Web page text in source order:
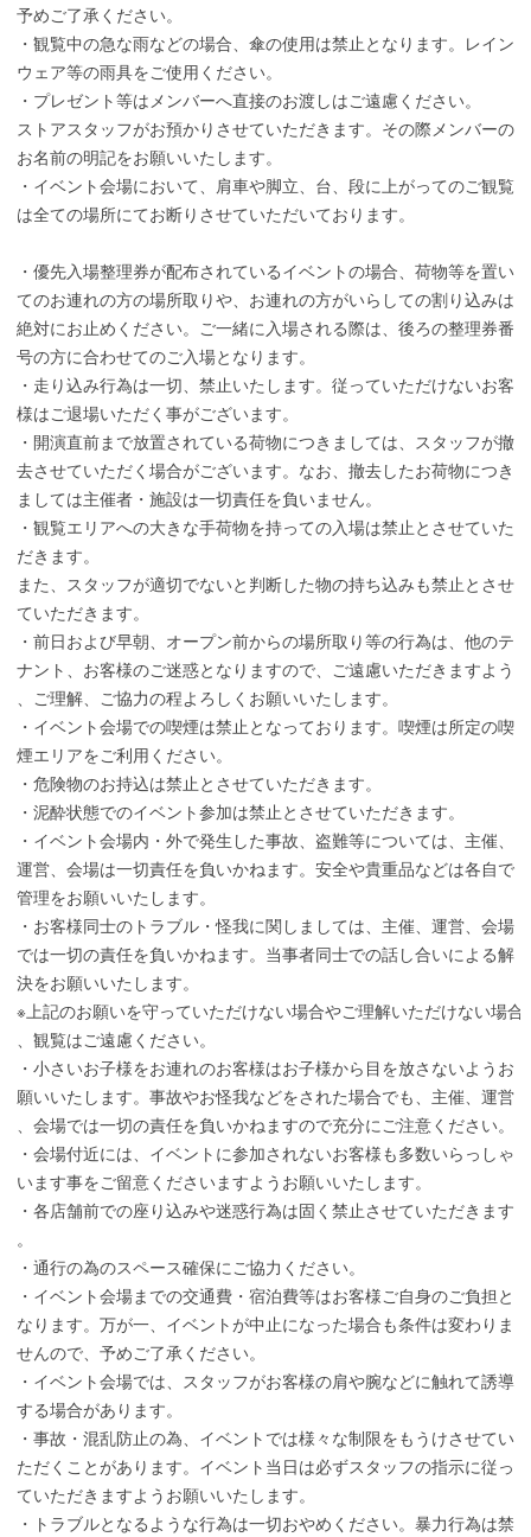
予めご了承ください。
・観覧中の急な雨などの場合、傘の使用は禁止となります。レイン
ウェア等の雨具をご使用ください。
・プレゼント等はメンバーへ直接のお渡しはご遠慮ください。
ストアスタッフがお預かりさせていただきます。その際メンバーの
お名前の明記をお願いいたします。
・イベント会場において、肩車や脚立、台、段に上がってのご観覧
は全ての場所にてお断りさせていただいております。
・優先入場整理券が配布されているイベントの場合、荷物等を置い
てのお連れの方の場所取りや、お連れの方がいらしての割り込みは
絶対にお止めください。ご一緒に入場される際は、後ろの整理券番
号の方に合わせてのご入場となります。
・走り込み行為は一切、禁止いたします。従っていただけないお客
様はご退場いただく事がございます。
・開演直前まで放置されている荷物につきましては、スタッフが撤
去させていただく場合がございます。なお、撤去したお荷物につき
ましては主催者・施設は一切責任を負いません。
・観覧エリアへの大きな手荷物を持っての入場は禁止とさせていた
だきます。
また、スタッフが適切でないと判断した物の持ち込みも禁止とさせ
ていただきます。
・前日および早朝、オープン前からの場所取り等の行為は、他のテ
ナント、お客様のご迷惑となりますので、ご遠慮いただきますよう
、ご理解、ご協力の程よろしくお願いいたします。
・イベント会場での喫煙は禁止となっております。喫煙は所定の喫
煙エリアをご利用ください。
・危険物のお持込は禁止とさせていただきます。
・泥酔状態でのイベント参加は禁止とさせていただきます。
・イベント会場内・外で発生した事故、盗難等については、主催、
運営、会場は一切責任を負いかねます。安全や貴重品などは各自で
管理をお願いいたします。
・お客様同士のトラブル・怪我に関しましては、主催、運営、会場
では一切の責任を負いかねます。当事者同士での話し合いによる解
決をお願いいたします。
※上記のお願いを守っていただけない場合やご理解いただけない場合
、観覧はご遠慮ください。
・小さいお子様をお連れのお客様はお子様から目を放さないようお
願いいたします。事故やお怪我などをされた場合でも、主催、運営
、会場では一切の責任を負いかねますので充分にご注意ください。
・会場付近には、イベントに参加されないお客様も多数いらっしゃ
います事をご留意くださいますようお願いいたします。
・各店舗前での座り込みや迷惑行為は固く禁止させていただきます
。
・通行の為のスペース確保にご協力ください。
・イベント会場までの交通費・宿泊費等はお客様ご自身のご負担と
なります。万が一、イベントが中止になった場合も条件は変わりま
せんので、予めご了承ください。
・イベント会場では、スタッフがお客様の肩や腕などに触れて誘導
する場合があります。
・事故・混乱防止の為、イベントでは様々な制限をもうけさせてい
ただくことがあります。イベント当日は必ずスタッフの指示に従っ
ていただきますようお願いいたします。
・トラブルとなるような行為は一切おやめください。暴力行為は禁